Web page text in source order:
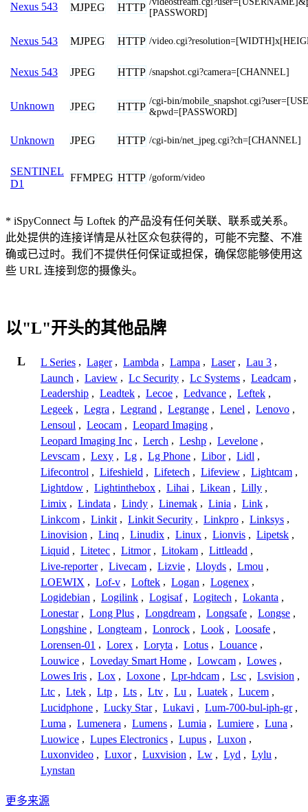
Nexus 543 MJPEG HTTP [PASSWORD]
Nexus 543 MJPEG HTTP /
Nexus 543 JPEG HTTP /snapshot.cgi?camera=[CHANNEL]
Unknown JPEG HTTP /cgi-bin/
&pwd=[PASSWORD]
Unknown JPEG HTTP /cgi-bin/net_jpeg.cgi?ch=[CHANNEL]
SENTINEL
D1
FFMPEG HTTP /goform/video
* iSpyConnect 与 Loftek 的产品没有任何关联、联系或关系。
此处提供的连接详情是从社区众包获得的，可能不完整、不准
确或已过时。我们不提供任何保证或担保，确保您能够使用这
些 URL 连接到您的摄像头。
以"L"开头的其他品牌
L L Series , Lager , Lambda , Lampa , Laser , Lau 3 ,
Launch , Laview , Lc Security , Lc Systems , Leadcam ,
Leadership , Leadtek , Lecoe , Ledvance , Leftek ,
Legeek , Legra , Legrand , Legrange , Lenel , Lenovo ,
Lensoul , Leocam , Leopard Imaging ,
Leopard Imaging Inc , Lerch , Leshp , Levelone ,
Levscam , Lexy , Lg , Lg Phone , Libor , Lidl ,
Lifecontrol , Lifeshield , Lifetech , Lifeview , Lightcam ,
Lightdow , Lightinthebox , Lihai , Likean , Lilly ,
Limix , Lindata , Lindy , Linemak , Linia , Link ,
Linkcom , Linkit , Linkit Security , Linkpro , Linksys ,
Linovision , Linq , Linudix , Linux , Lionvis , Lipetsk ,
Liquid , Litetec , Litmor , Litokam , Littleadd ,
Live-reporter , Livecam , Lizvie , Lloyds , Lmou ,
LOEWIX , Lof-v , Loftek , Logan , Logenex ,
Logidebian , Logilink , Logisaf , Logitech , Lokanta ,
Lonestar , Long Plus , Longdream , Longsafe , Longse ,
Longshine , Longteam , Lonrock , Look , Loosafe ,
Lorensen-01 , Lorex , Loryta , Lotus , Louance ,
Louwice , Loveday Smart Home , Lowcam , Lowes ,
Lowes Iris , Lox , Loxone , Lpr-hdcam , Lsc , Lsvision ,
Ltc , Ltek , Ltp , Lts , Ltv , Lu , Luatek , Lucem ,
Lucidphone , Lucky Star , Lukavi , Lum-700-bul-iph-gr ,
Luma , Lumenera , Lumens , Lumia , Lumiere , Luna ,
Luowice , Lupes Electronics , Lupus , Luxon ,
Luxonvideo , Luxor , Luxvision , Lw , Lyd , Lylu ,
Lynstan
更多来源